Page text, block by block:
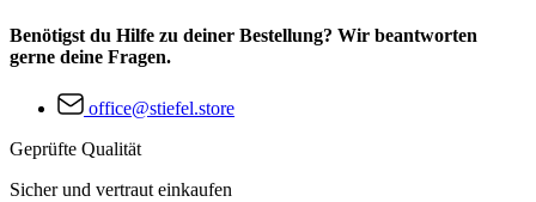
Benötigst du Hilfe zu deiner Bestellung? Wir beantworten
gerne deine Fragen.
office@stiefel.store
Geprüfte Qualität
Sicher und vertraut einkaufen